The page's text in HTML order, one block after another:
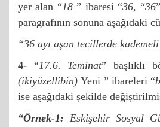
yer alan “18” ibaresi “36, “36
paragrafının sonuna aşağıdaki
“36 ayı aşan tecillerde
4- “17.6. Teminat” başlıklı
(ikiyüzellibin) Yeni ” ibareleri “
ise aşağıdaki şekilde
“Örnek-1: Eskişehir Sosyal